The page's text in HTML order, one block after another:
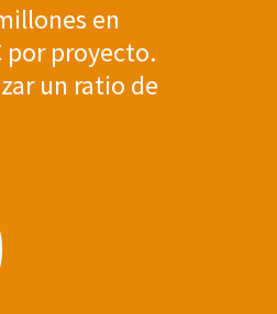
en
por proyecto.
un ratio de